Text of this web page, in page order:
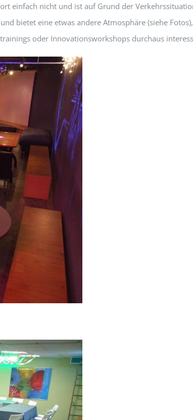
einfach nicht und ist auf Grund der
bietet eine etwas andere Atmosphäre (siehe Fotos),
oder Innovationsworkshops durchaus